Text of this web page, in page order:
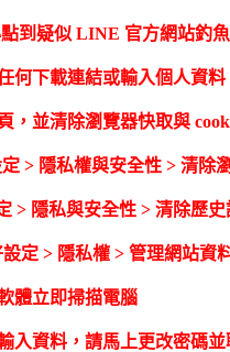
到疑似 LINE 官方網站釣
何下載連結或輸入個人資料
，並清除瀏覽器快取與
> 隱私權與安全性 > 清除
> 隱私與安全性 > 清除歷史
定 > 隱私權 > 管理網站資
體立即掃描電腦
入資料，請馬上更改密碼